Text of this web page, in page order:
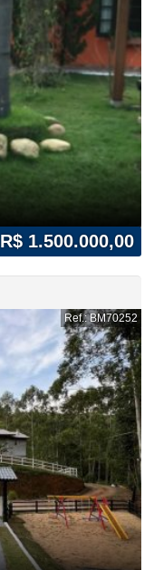
R$ 1.500.000,00
Ref.: BM70252